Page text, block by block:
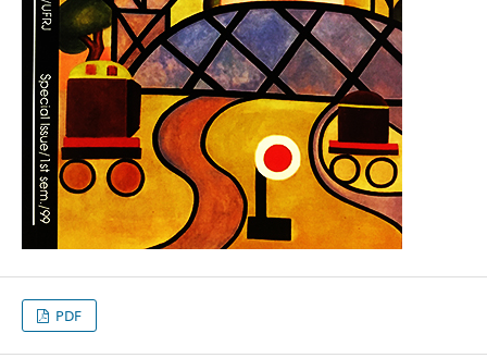
PDF